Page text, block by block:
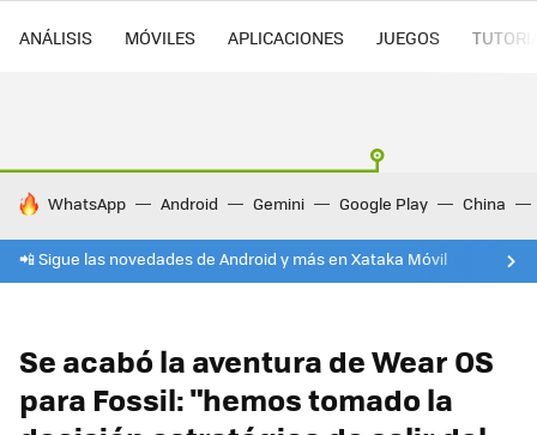
ANÁLISIS MÓVILES APLICACIONES JUEGOS
HOY SE HABLA DE
WhatsApp Android Gemini Google Play China
📲 Sigue las novedades de Android y más en Xataka Móvil
Se acabó la aventura de Wear OS
para Fossil: "hemos tomado la